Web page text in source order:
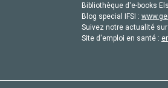
Bibliothèque d'e-books
Blog special IFSI :
Suivez notre actualité
Site d'emploi en santé :